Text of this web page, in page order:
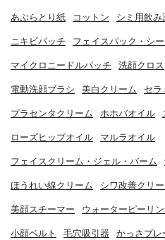
あぶらとり紙 コットン シミ用飲み
ニキビパッチ フェイスパック・シ
マイクロニードルパッチ 洗顔クロス
電動洗顔ブラシ 美白クリーム セラ
プラセンタクリーム ホホバオイル
ローズヒップオイル マルラオイル
フェイスクリーム・ジェル・バーム
ほうれい線クリーム シワ改善クリ
美顔スチーマー ウォーターピーリ
小顔ベルト 毛穴吸引器 かっさプレ